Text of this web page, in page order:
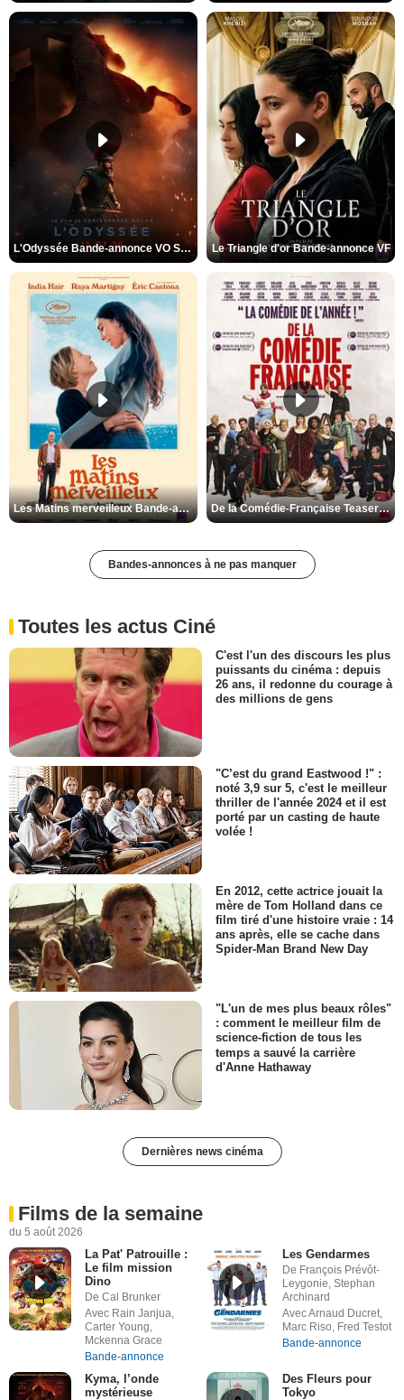
L'Odyssée Bande-annonce VO STFR Le Triangle d'or Bande-annonce VF
Les Matins merveilleux Bande-annonce VF De la Comédie-Française Teaser VF
Bandes-annonces à ne pas manquer
Toutes les actus Ciné
C'est l'un des discours les plus
puissants du cinéma : depuis
26 ans, il redonne du courage à
des millions de gens
"C’est du grand Eastwood !" :
noté 3,9 sur 5, c'est le meilleur
thriller de l'année 2024 et il est
porté par un casting de haute
volée !
En 2012, cette actrice jouait la
mère de Tom Holland dans ce
film tiré d'une histoire vraie : 14
ans après, elle se cache dans
Spider-Man Brand New Day
"L'un de mes plus beaux rôles"
: comment le meilleur film de
science-fiction de tous les
temps a sauvé la carrière
d'Anne Hathaway
Dernières news cinéma
Films de la semaine
du 5 août 2026
La Pat' Patrouille :
Le film mission
Dino
De Cal Brunker
Avec Rain Janjua,
Carter Young,
Mckenna Grace
Bande-annonce
Les Gendarmes
De François Prévôt-
Leygonie, Stephan
Archinard
Avec Arnaud Ducret,
Marc Riso, Fred Testot
Bande-annonce
Kyma, l’onde
mystérieuse
Des Fleurs pour
Tokyo